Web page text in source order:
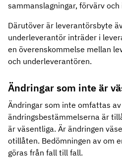
sammanslagningar, förvärv och
Därutöver är leverantörsbyte
underleverantör inträder i
en överenskommelse mellan
och underleverantören.
Ändringar som inte är
Ändringar som inte omfattas
ändringsbestämmelserna är
är väsentliga. Är ändringen
otillåten. Bedömningen av om
göras från fall till fall.